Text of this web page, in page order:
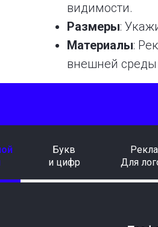
видимости.
Размеры:
Материалы:
внешней
Букв
и цифр
Для